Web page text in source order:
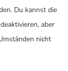
Du kannst die
aber
nicht